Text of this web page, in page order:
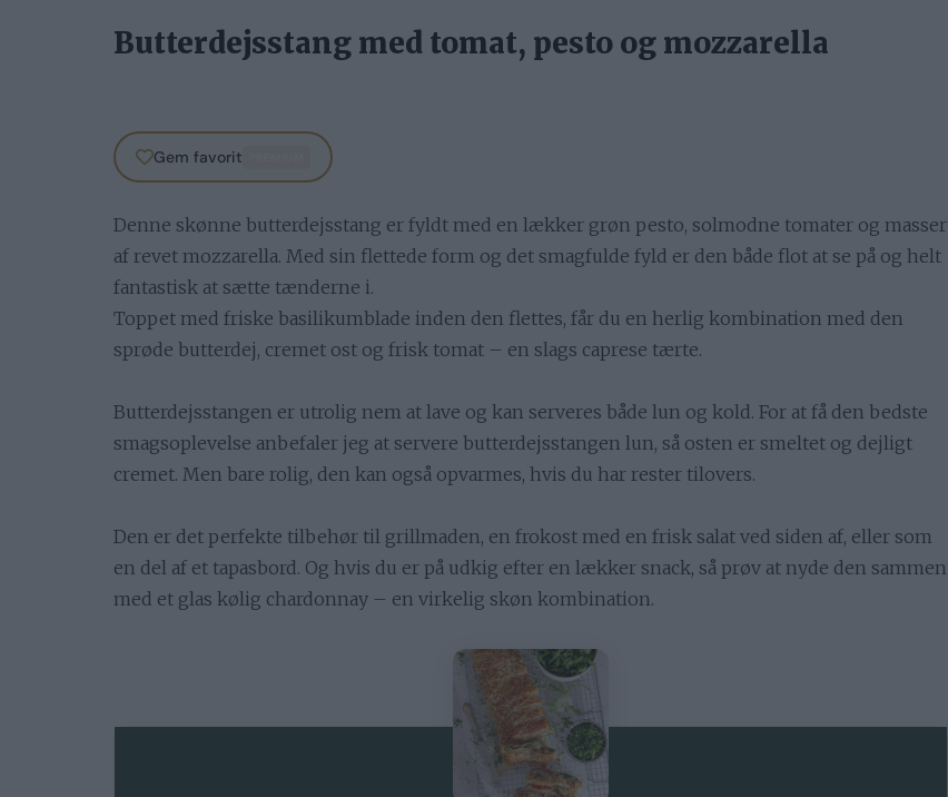
Butterdejsstang med tomat, pesto og mozzarella
Gem favorit
Denne skønne butterdejsstang er fyldt med en lækker grøn pesto, solmodne tomater og masser
af revet mozzarella. Med sin flettede form og det smagfulde fyld er den både flot at se på og helt
fantastisk at sætte tænderne i.
Toppet med friske basilikumblade inden den flettes, får du en herlig kombination med den
sprøde butterdej, cremet ost og frisk tomat – en slags caprese tærte.
Butterdejsstangen er utrolig nem at lave og kan serveres både lun og kold. For at få den bedste
smagsoplevelse anbefaler jeg at servere butterdejsstangen lun, så osten er smeltet og dejligt
cremet. Men bare rolig, den kan også opvarmes, hvis du har rester tilovers.
Den er det perfekte tilbehør til grillmaden, en frokost med en frisk salat ved siden af, eller som
en del af et tapasbord. Og hvis du er på udkig efter en lækker snack, så prøv at nyde den sammen
med et glas kølig chardonnay – en virkelig skøn kombination.